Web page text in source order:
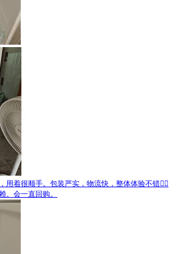
着很顺手。包装严实，物流快，整体体验不错👍🏻
。会一直回购。